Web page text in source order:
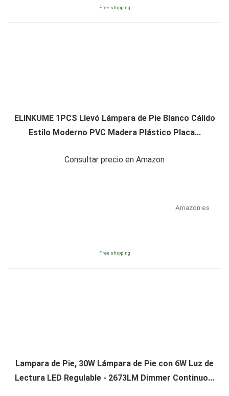
Free shipping
ELINKUME 1PCS Llevó Lámpara de Pie Blanco Cálido
Estilo Moderno PVC Madera Plástico Placa...
Consultar precio en Amazon
Amazon.es
Free shipping
Lampara de Pie, 30W Lámpara de Pie con 6W Luz de
Lectura LED Regulable - 2673LM Dimmer Continuo...